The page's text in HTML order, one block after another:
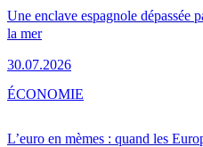
Une enclave espagnole dépassée
la mer
30.07.2026
L’euro en mèmes : quand les
ÉCONOMIE